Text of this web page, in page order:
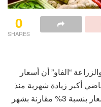
0
SHARES
“الفاو” أن أسعار
أكبر زيادة شهرية منذ
سبتمبر 2022، حيث ارتفع مؤشر الأسعار بنسبة 3% مقارنة بشهر